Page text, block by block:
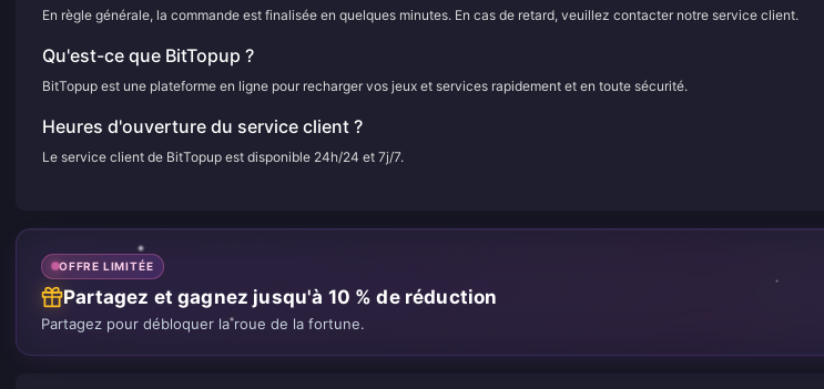
En règle générale, la commande est finalisée en quelques minutes. En cas de retard, veuillez contacter notre service client.
Qu'est-ce que BitTopup ?
BitTopup est une plateforme en ligne pour recharger vos jeux et services rapidement et en toute sécurité.
Heures d'ouverture du service client ?
Le service client de BitTopup est disponible 24h/24 et 7j/7.
OFFRE LIMITÉE
Partagez et gagnez jusqu'à 10 % de réduction
Partagez pour débloquer la roue de la fortune.